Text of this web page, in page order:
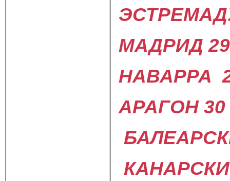
МАДРИД 29
НАВАРРА
АРАГОН 30